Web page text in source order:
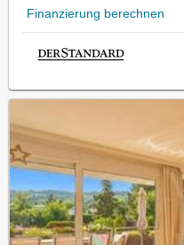
Finanzierung berechnen